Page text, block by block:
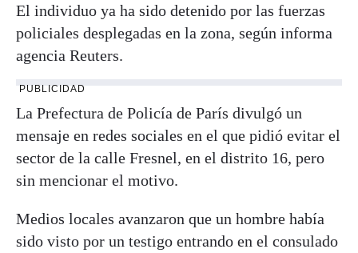
El individuo ya ha sido detenido por las fuerzas
policiales desplegadas en la zona, según informa
agencia Reuters.
PUBLICIDAD
La Prefectura de Policía de París divulgó un
mensaje en redes sociales en el que pidió evitar el
sector de la calle Fresnel, en el distrito 16, pero
sin mencionar el motivo.
Medios locales avanzaron que un hombre había
sido visto por un testigo entrando en el consulado